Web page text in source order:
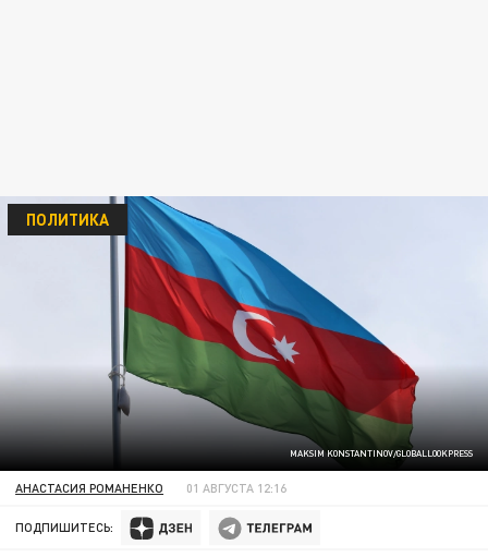
MAKSIM KONSTANTINOV/GLOBALLOOKPRESS
ПОЛИТИКА
АНАСТАСИЯ РОМАНЕНКО 01 АВГУСТА 12:16
ПОДПИШИТЕСЬ: